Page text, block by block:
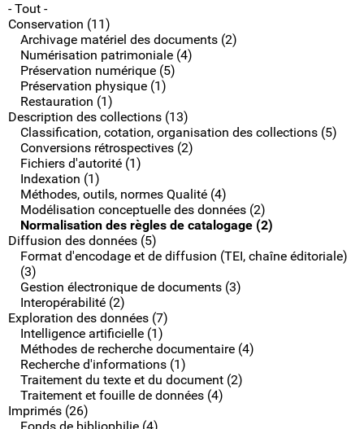
- Tout -
Conservation (11)
Archivage matériel des documents (2)
Numérisation patrimoniale (4)
Préservation numérique (5)
Préservation physique (1)
Restauration (1)
Description des collections (13)
Classification, cotation, organisation des collections (5)
Conversions rétrospectives (2)
Fichiers d'autorité (1)
Indexation (1)
Méthodes, outils, normes Qualité (4)
Modélisation conceptuelle des données (2)
Normalisation des règles de catalogage (2)
Diffusion des données (5)
Format d'encodage et de diffusion (TEI, chaîne éditoriale)
(3)
Gestion électronique de documents (3)
Interopérabilité (2)
Exploration des données (7)
Intelligence artificielle (1)
Méthodes de recherche documentaire (4)
Recherche d'informations (1)
Traitement du texte et du document (2)
Traitement et fouille de données (4)
Imprimés (26)